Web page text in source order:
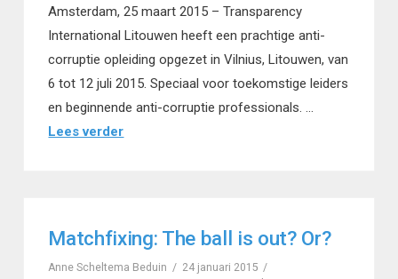
Amsterdam, 25 maart 2015 – Transparency
International Litouwen heeft een prachtige anti-
corruptie opleiding opgezet in Vilnius, Litouwen, van
6 tot 12 juli 2015. Speciaal voor toekomstige leiders
en beginnende anti-corruptie professionals. …
Lees verder
Matchfixing: The ball is out? Or?
Anne Scheltema Beduin
24 januari 2015